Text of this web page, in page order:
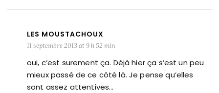
LES MOUSTACHOUX
11 septembre 2013 at 9 h 52 min
oui, c’est surement ça. Déjà hier ça s’est un peu
mieux passé de ce côté là. Je pense qu’elles
sont assez attentives…